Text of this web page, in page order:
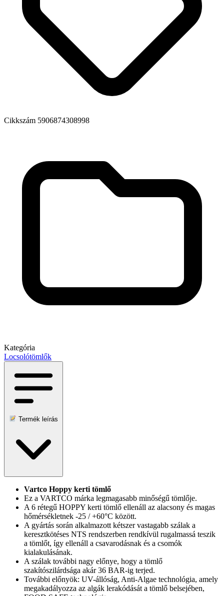
Cikkszám 5906874308998
Kategória
Locsolótömlők
Termék leírás
Vartco Hoppy kerti tömlő
Ez a VARTCO márka legmagasabb minőségű tömlője.
A 6 rétegű HOPPY kerti tömlő ellenáll az alacsony és magas
hőmérsékletnek -25 / +60°C között.
A gyártás során alkalmazott kétszer vastagabb szálak a
keresztkötéses NTS rendszerben rendkívül rugalmassá teszik
a tömlőt, így ellenáll a csavarodásnak és a csomók
kialakulásának.
A szálak további nagy előnye, hogy a tömlő
szakítószilárdsága akár 36 BAR-ig terjed.
További előnyök: UV-állóság, Anti-Algae technológia, amely
megakadályozza az algák lerakódását a tömlő belsejében,